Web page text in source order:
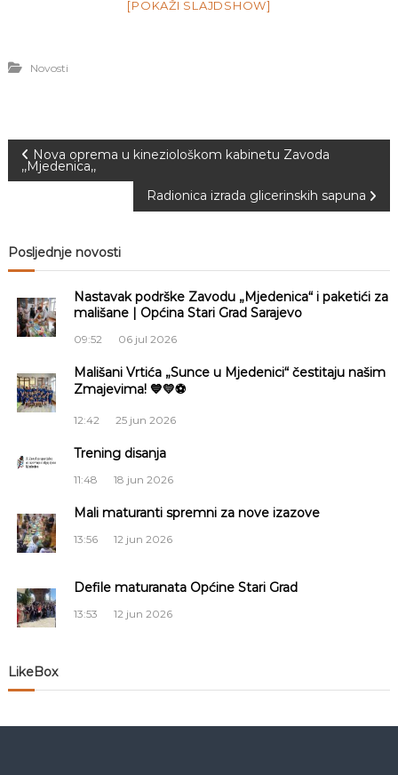
[POKAŽI SLAJDSHOW]
Novosti
N
v
i
g
c
a
č
n
a
Nova oprema u kineziološkom kabinetu Zavoda
,,Mjedenica,,
Radionica izrada glicerinskih sapuna
Posljednje novosti
Nastavak podrške Zavodu „Mjedenica“ i paketići za
mališane | Općina Stari Grad Sarajevo
09:52 06 jul 2026
Mališani Vrtića „Sunce u Mjedenici“ čestitaju našim
Zmajevima! 💙💛⚽
12:42 25 jun 2026
Trening disanja
11:48 18 jun 2026
Mali maturanti spremni za nove izazove
13:56 12 jun 2026
Defile maturanata Općine Stari Grad
13:53 12 jun 2026
LikeBox